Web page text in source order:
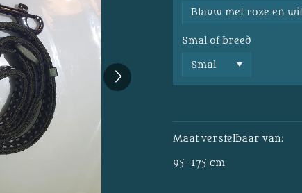
Smal of breed
Maat verstelbaar van:
95-175 cm